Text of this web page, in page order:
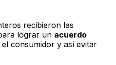
recibieron las
lograr un acuerdo
consumidor y así evitar